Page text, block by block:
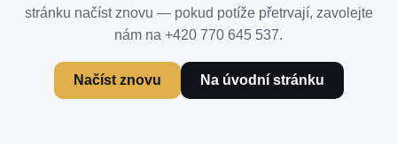
stránku načíst znovu — pokud potíže přetrvají, zavolejte
nám na +420 770 645 537.
Načíst znovu Na úvodní stránku